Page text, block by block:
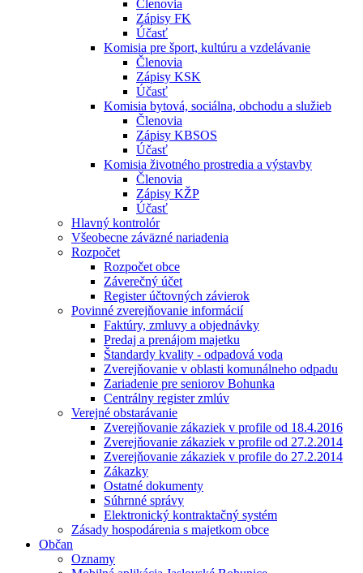
Členovia
Zápisy FK
Účasť
Komisia pre šport, kultúru a vzdelávanie
Členovia
Zápisy KSK
Účasť
Komisia bytová, sociálna, obchodu a služieb
Členovia
Zápisy KBSOS
Účasť
Komisia životného prostredia a výstavby
Členovia
Zápisy KŽP
Účasť
Hlavný kontrolór
Všeobecne záväzné nariadenia
Rozpočet
Rozpočet obce
Záverečný účet
Register účtovných závierok
Povinné zverejňovanie informácií
Faktúry, zmluvy a objednávky
Predaj a prenájom majetku
Štandardy kvality - odpadová voda
Zverejňovanie v oblasti komunálneho odpadu
Zariadenie pre seniorov Bohunka
Centrálny register zmlúv
Verejné obstarávanie
Zverejňovanie zákaziek v profile od 18.4.2016
Zverejňovanie zákaziek v profile od 27.2.2014
Zverejňovanie zákaziek v profile do 27.2.2014
Zákazky
Ostatné dokumenty
Súhrnné správy
Elektronický kontraktačný systém
Zásady hospodárenia s majetkom obce
Občan
Oznamy